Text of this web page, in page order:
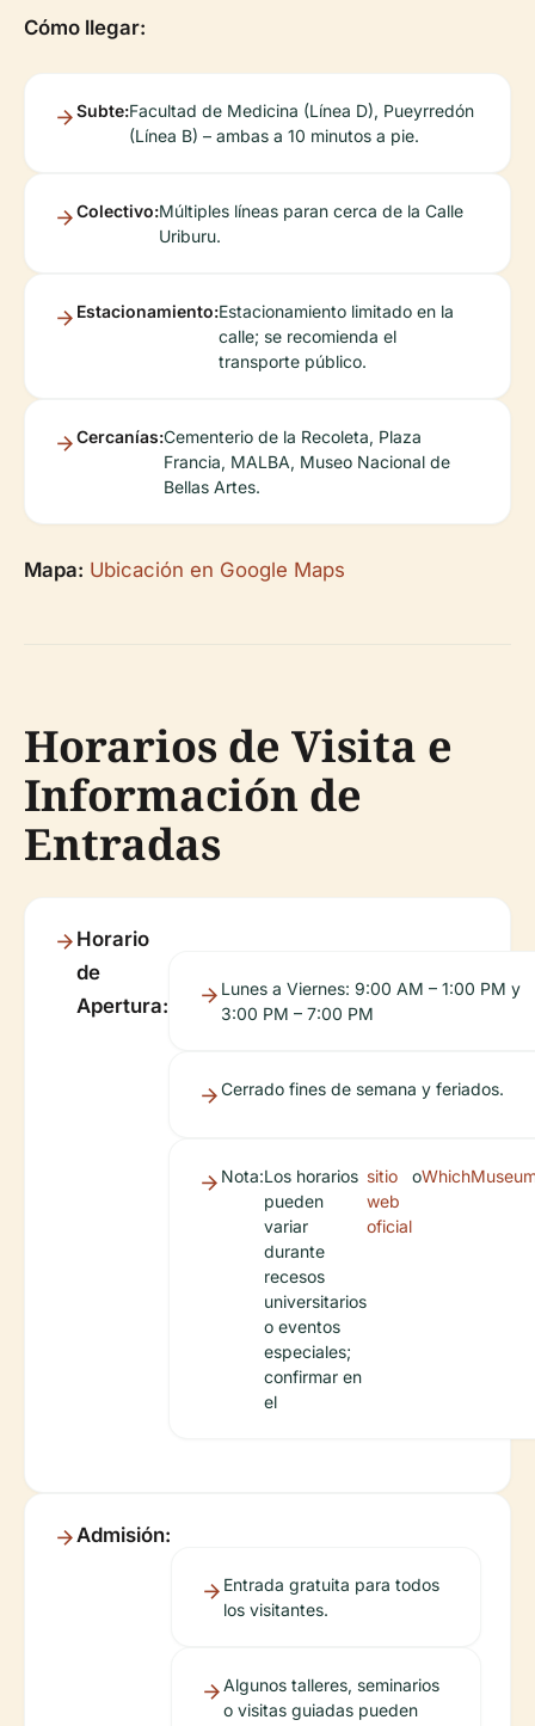
Cómo llegar:
Subte:Facultad de Medicina (Línea D), Pueyrredón
(Línea B) – ambas a 10 minutos a pie.
Colectivo:Múltiples líneas paran cerca de la Calle
Uriburu.
Estacionamiento:Estacionamiento limitado en la
calle; se recomienda el
transporte público.
Cercanías:Cementerio de la Recoleta, Plaza
Francia, MALBA, Museo Nacional de
Bellas Artes.
Mapa: Ubicación en Google Maps
Horarios de Visita e
Información de
Entradas
Horario
de
Apertura:
Lunes a Viernes: 9:00 AM – 1:00 PM y
3:00 PM – 7:00 PM
Cerrado fines de semana y feriados.
Nota:Los horarios
pueden
variar
durante
recesos
universitarios
o eventos
especiales;
confirmar en
el
sitio
web
oficial
o
Admisión:
Entrada gratuita para todos
los visitantes.
Algunos talleres, seminarios
o visitas guiadas pueden